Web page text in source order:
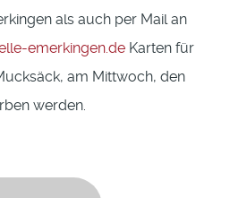
als auch per Mail an
emerkingen.de Karten für
am Mittwoch, den
werden.